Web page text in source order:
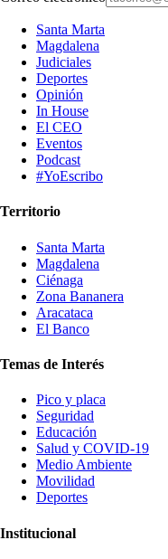
Santa Marta
Magdalena
Judiciales
Deportes
Opinión
In House
El CEO
Eventos
Podcast
#YoEscribo
Territorio
Santa Marta
Magdalena
Ciénaga
Zona Bananera
Aracataca
El Banco
Temas de Interés
Pico y placa
Seguridad
Educación
Salud y COVID-19
Medio Ambiente
Movilidad
Deportes
Institucional